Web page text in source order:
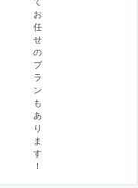
お
任
せ
の
プ
ラ
ン
も
あ
り
ま
す
！